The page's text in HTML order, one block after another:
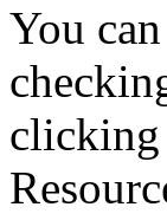
You
clicking